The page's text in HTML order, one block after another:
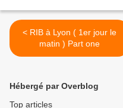
< RIB à Lyon ( 1er jour le
matin ) Part one
Hébergé par Overblog
Top articles